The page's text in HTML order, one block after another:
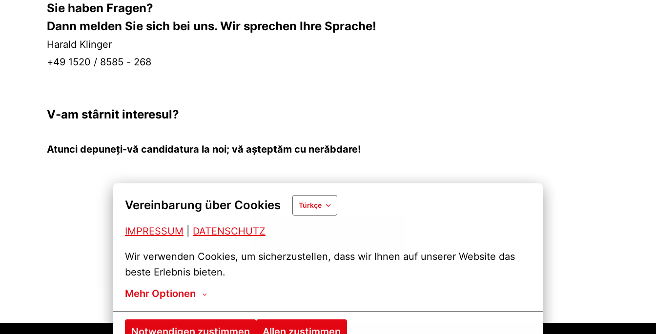
Vereinbarung über Cookies Türkçe
IMPRESSUM DATENSCHUTZ
Wir verwenden Cookies, um sicherzustellen, dass wir Ihnen auf unserer Website das
beste Erlebnis bieten.
Mehr Optionen
Notwendigen zustimmen Allen zustimmen
Sie haben Fragen?
Dann melden Sie sich bei uns. Wir sprechen Ihre Sprache!
Harald Klinger
+49 1520 / 8585 - 268
V-am stârnit interesul?
Atunci depuneți-vă candidatura la noi; vă așteptăm cu nerăbdare!